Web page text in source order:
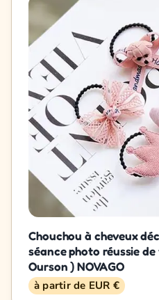
Chouchou à cheveux
séance photo réussie
Ourson ) NOVAGO
à partir de EUR €